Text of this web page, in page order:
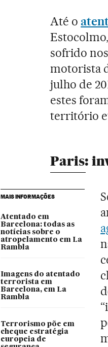
Até o
sofrido
motorista
julho de
estes
território
Paris:
MAIS INFORMAÇÕES
Atentado em
Barcelona: todas as
notícias sobre o
atropelamento em La
Rambla
Imagens do atentado
terrorista em
Barcelona, em La
Rambla
Terrorismo põe em
cheque estratégia
europeia de